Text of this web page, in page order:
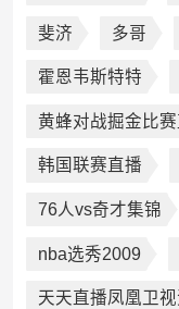
斐济 多哥
霍恩韦斯特特
黄蜂对战掘金比
韩国联赛直播
76人vs奇才集锦
nba选秀2009
天天直播凤凰卫